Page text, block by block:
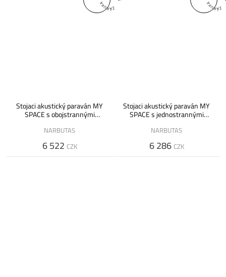
Stojaci akustický paraván MY
SPACE s obojstrannými
162 cm
NARBUTAS
6 522 CZK
Stojaci akustický paraván MY
SPACE s jednostrannými
NARBUTAS
6 286 CZK